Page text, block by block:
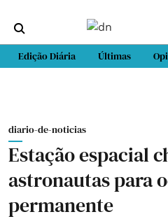
Edição Diária Últimas
diario-de-noticias
Estação espacial
astronautas para
permanente